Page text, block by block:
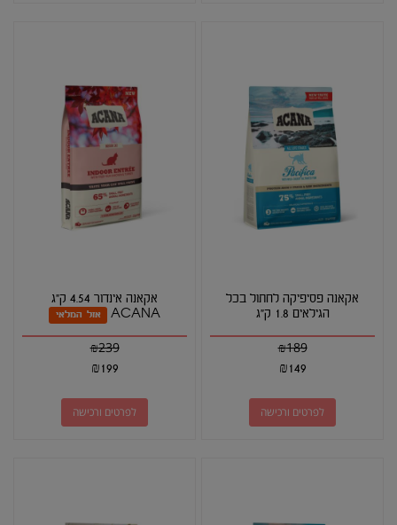
אקאנה פסיפיקה לחתול בכל
הגילאים 1.8 ק"ג
₪189
₪149
לפרטים ורכישה
אקאנה אינדור 4.54 ק"ג
ACANA
אזל המלאי
₪239
₪199
לפרטים ורכישה